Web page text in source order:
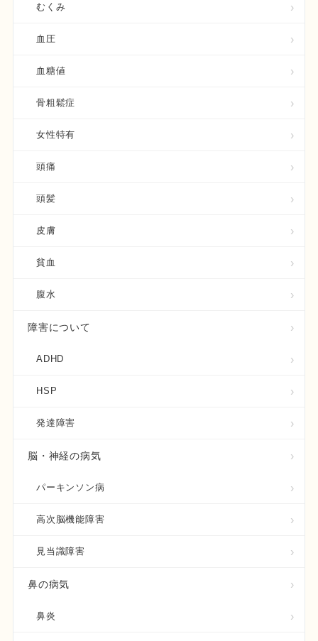
むくみ
血圧
血糖値
骨粗鬆症
女性特有
頭痛
頭髪
皮膚
貧血
腹水
障害について
ADHD
HSP
発達障害
脳・神経の病気
パーキンソン病
高次脳機能障害
見当識障害
鼻の病気
鼻炎